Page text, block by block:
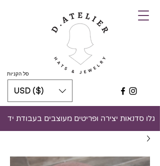
סל הקניות
גלו סדנאות יצירה ופריטים מעוצבים בעבודת יד
USD ($)